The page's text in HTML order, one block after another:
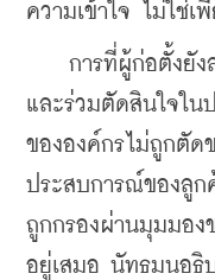
ความเข้าใจ ไม่ใช่เ
การที่ผู้ก่อตั้งยังลง
และร่วมตัดสินใจใ
ขององค์กรไม่ถูกตัด
ประสบการณ์ของลูก
ถูกกรองผ่านมุมมอง
อยู่เสมอ นัทธมนอธิ